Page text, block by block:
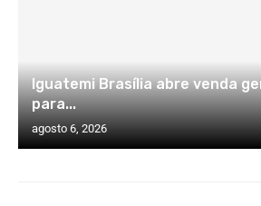
Iguatemi Brasília abre venda
para...
agosto 6, 2026